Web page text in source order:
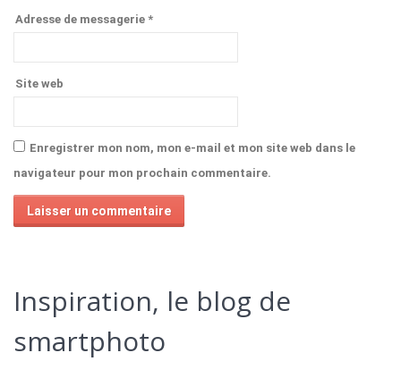
Adresse de messagerie *
Site web
Enregistrer mon nom, mon e-mail et mon site web dans le
navigateur pour mon prochain commentaire.
Inspiration, le blog de
smartphoto